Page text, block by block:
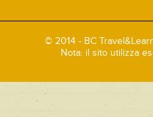
© 2014 - BC
Nota: il sito utilizza